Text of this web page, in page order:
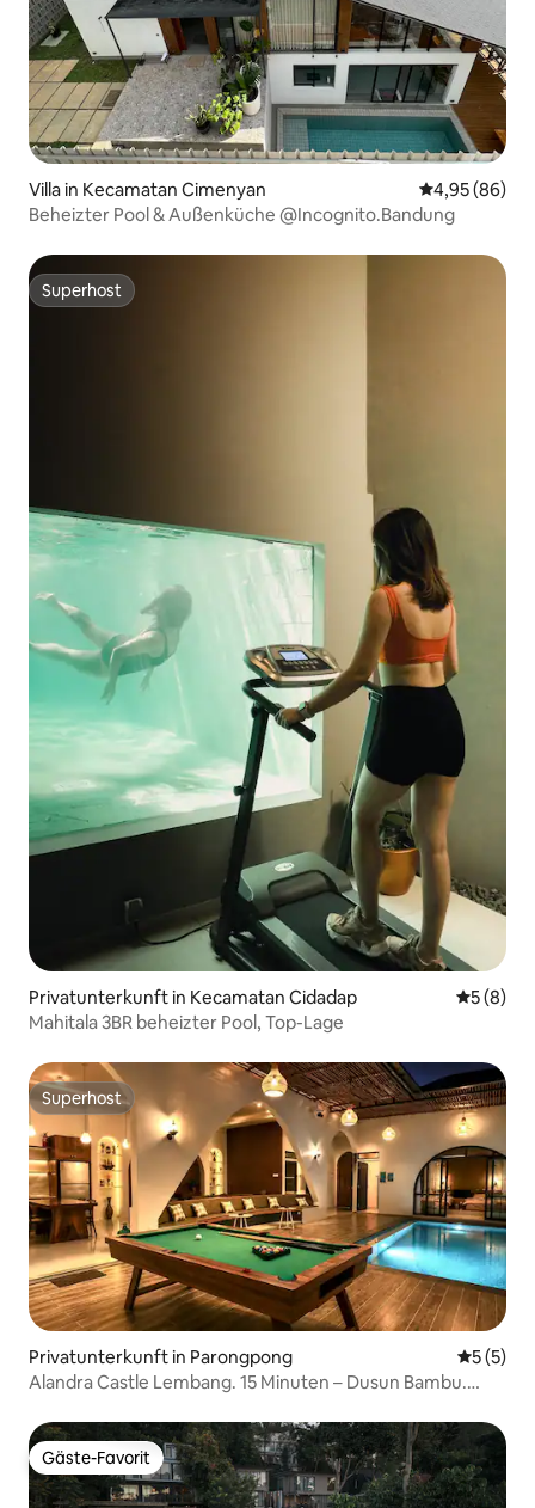
Villa in Kecamatan Cimenyan
4,95 (86)
Beheizter Pool & Außenküche @Incognito.Bandung
Superhost
Superhost
Privatunterkunft in Kecamatan Cidadap
5 (8)
Mahitala 3BR beheizter Pool, Top-Lage
Superhost
Superhost
Privatunterkunft in Parongpong
5 (5)
Alandra Castle Lembang. 15 Minuten – Dusun Bambu.
Gäste-Favorit
Gäste-Favorit